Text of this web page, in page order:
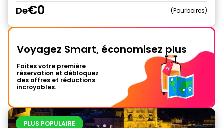
De€0 Pourboires
Voyagez Smart, économisez plus
Faites votre première
réservation et débloquez
des offres et réductions
incroyables.
PLUS POPULAIRE